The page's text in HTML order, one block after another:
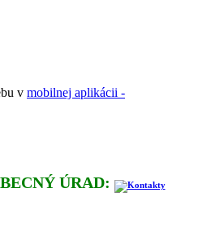
v mobilnej aplikácii -
ÚRAD: